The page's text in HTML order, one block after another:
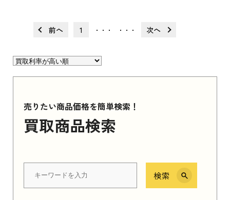
前へ 1 ・・・ ・・・ 次へ
売りたい商品価格を簡単検索！
買取商品検索
検索